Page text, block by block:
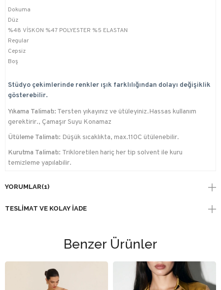
Dokuma
Düz
%48 VİSKON %47 POLYESTER %5 ELASTAN
Regular
Cepsiz
Boş
Stüdyo çekimlerinde renkler ışık farklılığından dolayı değişiklik
gösterebilir.
Yıkama Talimatı: Tersten yıkayınız ve ütüleyiniz.Hassas kullanım
gerektirir., Çamaşır Suyu Konamaz
Ütüleme Talimatı: Düşük sıcaklıkta, max.110C ütülenebilir.
Kurutma Talimatı: Trikloretilen hariç her tip solvent ile kuru
temizleme yapılabilir.
YORUMLAR(1)
TESLIMAT VE KOLAY İADE
Benzer Ürünler